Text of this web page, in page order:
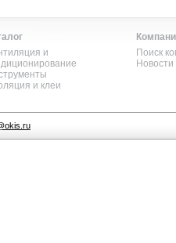
и
и клеи
Поиск